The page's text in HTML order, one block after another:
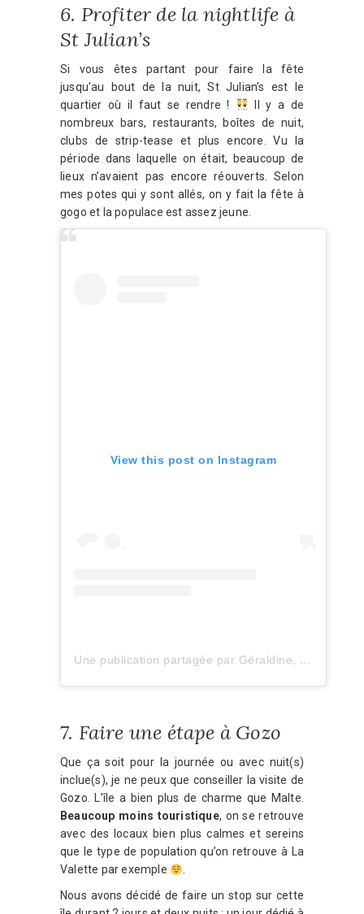
6. Profiter de la nightlife à
St Julian’s
Si vous êtes partant pour faire la fête
jusqu’au bout de la nuit, St Julian’s est le
quartier où il faut se rendre !
Il y a de
nombreux bars, restaurants, boîtes de nuit,
clubs de strip-tease et plus encore. Vu la
période dans laquelle on était, beaucoup de
lieux n’avaient pas encore réouverts. Selon
mes potes qui y sont allés, on y fait la fête à
gogo et la populace est assez jeune.
View this post on Instagram
Une publication partagée par Géraldine, Belgian Blogger (@suchagirl.be)
7. Faire une étape à Gozo
Que ça soit pour la journée ou avec nuit(s)
inclue(s), je ne peux que conseiller la visite de
Gozo. L’île a bien plus de charme que Malte.
Beaucoup moins touristique, on se retrouve
avec des locaux bien plus calmes et sereins
que le type de population qu’on retrouve à La
Valette par exemple
.
Nous avons décidé de faire un stop sur cette